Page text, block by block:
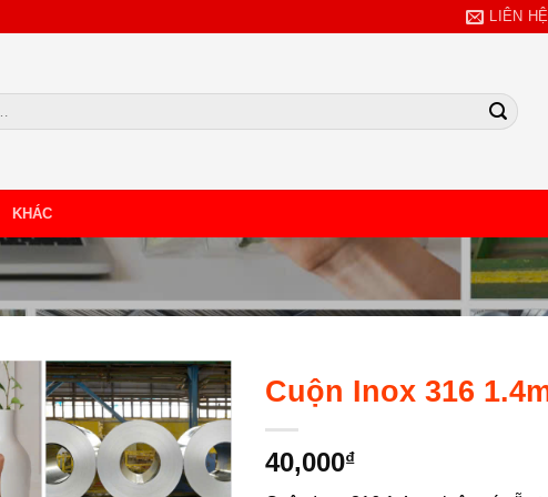
LIÊN HỆ
KHÁC
Cuộn Inox 316
40,000₫
TẢI BẢNG GIÁ
NHẬP SỐ SĐT/ZALO